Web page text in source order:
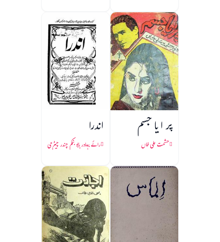
پر ا یا جسم
حشمت علی خاں
اندرا
رائے بہادر بابو بنکم چندر چیٹرجی